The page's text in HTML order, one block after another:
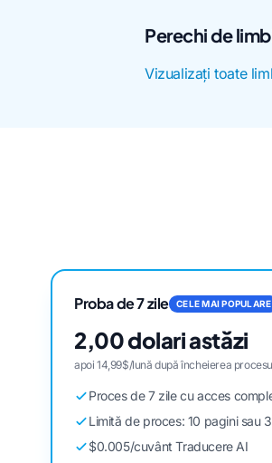
Perechi de
Vizualizați toate
Proba de 7 zile CELE MAI POPULARE
2,00 dolari astăzi
apoi 14,99$/lună după încheierea
Proces de 7 zile cu acces
Limită de proces: 10 pagini sau
$0.005/cuvânt Traducere AI